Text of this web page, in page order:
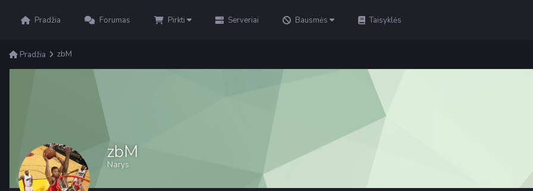
Pradžia Forumas Pirkti Serveriai Bausmės Taisyklės
Pradžia zbM
zbM
Narys